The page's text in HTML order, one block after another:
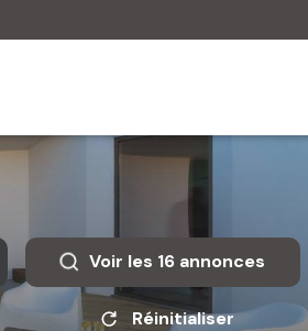
Voir les 16 annonces
Réinitialiser